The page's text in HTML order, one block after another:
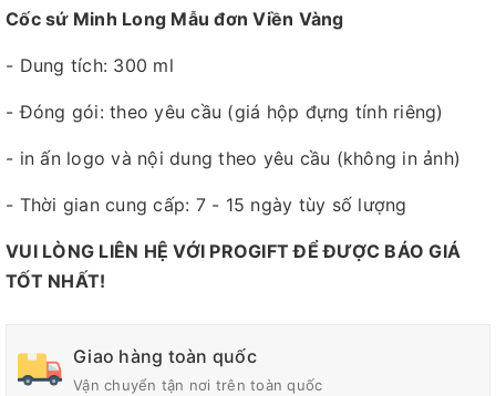
Cốc sứ Minh Long Mẫu đơn Viền Vàng
- Dung tích: 300 ml
- Đóng gói: theo yêu cầu (giá hộp đựng tính riêng)
- in ấn logo và nội dung theo yêu cầu (không in ảnh)
- Thời gian cung cấp: 7 - 15 ngày tùy số lượng
VUI LÒNG LIÊN HỆ VỚI PROGIFT ĐỂ ĐƯỢC BÁO GIÁ
TỐT NHẤT!
Giao hàng toàn quốc
Vận chuyển tận nơi trên toàn quốc